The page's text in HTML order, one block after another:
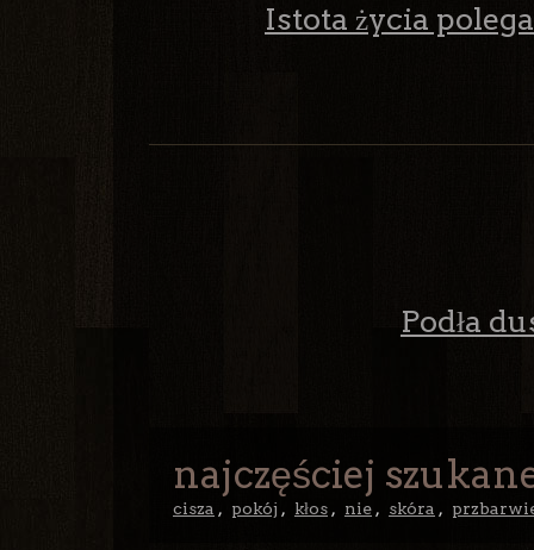
Istota życia
Podła
najczęściej
cisza , pokój , kłos , nie , skóra ,